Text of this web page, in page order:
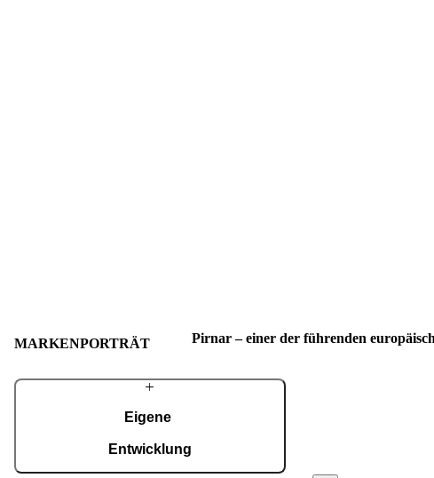
MARKENPORTRÄT Pirnar – einer der führenden
Eigene
Entwicklung